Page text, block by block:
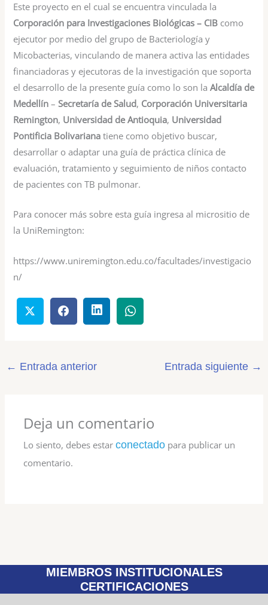
Este proyecto en el cual se encuentra vinculada la
Corporación para Investigaciones Biológicas – CIB como
ejecutor por medio del grupo de Bacteriología y
Micobacterias, vinculando de manera activa las entidades
financiadoras y ejecutoras de la investigación que soporta
el desarrollo de la presente guía como lo son laAlcaldía de
Medellín –Secretaría de Salud, Corporación Universitaria
Remington, Universidad de Antioquia, Universidad
Pontificia Bolivariana tiene como objetivo buscar,
desarrollar o adaptar una guía de práctica clínica de
evaluación, tratamiento y seguimiento de niños contacto
de pacientes con TB pulmonar.
Para conocer más sobre esta guía ingresa al micrositio de
la UniRemington:
https://www.uniremington.edu.co/facultades/investigacio
n/
← Entrada anterior Entrada siguiente →
Deja un comentario
Lo siento, debes estarconectado para publicar un
comentario.
MIEMBROS INSTITUCIONALES
CERTIFICACIONES